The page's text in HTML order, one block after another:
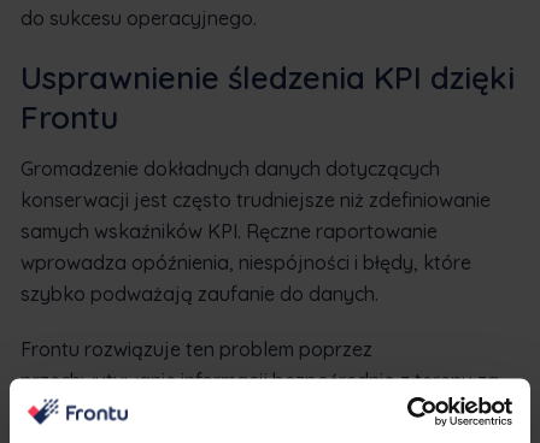
do sukcesu operacyjnego.
Usprawnienie śledzenia KPI dzięki
Frontu
Gromadzenie dokładnych danych dotyczących
konserwacji jest często trudniejsze niż zdefiniowanie
samych wskaźników KPI. Ręczne raportowanie
wprowadza opóźnienia, niespójności i błędy, które
szybko podważają zaufanie do danych.
Frontu rozwiązuje ten problem poprzez
przechwytywanie informacji bezpośrednio z terenu za
pośrednictwem
. Technicy rejestrują